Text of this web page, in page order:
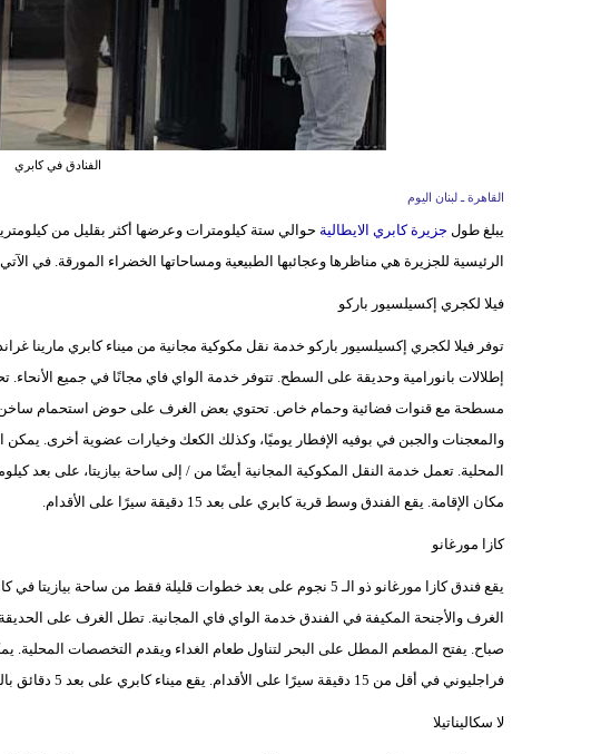
الفنادق في كابري
القاهرة ـ لبنان اليوم
يبلغ طول جزيرة كابري الايطالية حوالي ستة كيلومترات وعرضها أكثر بقليل من
الرئيسية للجزيرة هي مناظرها وعجائبها الطبيعية ومساحاتها الخضراء المورقة. في
فيلا لكجري إكسيلسيور باركو
إطلالات بانورامية وحديقة على السطح. تتوفر خدمة الواي فاي مجانًا في جميع
مسطحة مع قنوات فضائية وحمام خاص. تحتوي بعض الغرف على حوض استحمام ساخن،
والمعجنات والجبن في بوفيه الإفطار يوميًا، وكذلك الكعك وخيارات عضوية أخرى.
مكان الإقامة. يقع الفندق وسط قرية كابري على بعد 15 دقيقة سيرًا على الأقدام.
كازا مورغانو
يقع فندق كازا مورغانو ذو الـ 5 نجوم على بعد خطوات قليلة فقط من
الغرف والأجنحة المكيفة في الفندق خدمة الواي فاي المجانية. تطل الغرف على
صباح. يفتح المطعم المطل على البحر لتناول طعام الغداء ويقدم التخصصات
فراجليوني في أقل من 15 دقيقة سيرًا على الأقدام. يقع ميناء كابري على بعد 5 دقائق بالسيارة.
لا سكاليناتيلا